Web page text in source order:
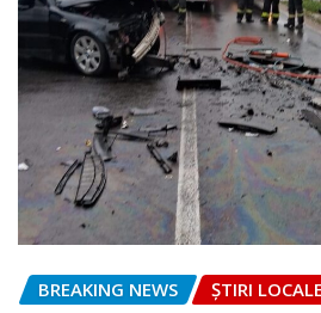
BREAKING NEWS ȘTIRI LOCALE